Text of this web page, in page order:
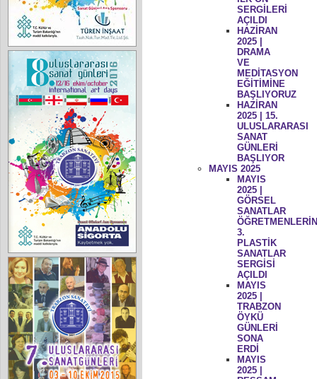
SERGİLERİ
AÇILDI
HAZİRAN
2025 |
DRAMA
VE
MEDİTASYON
EĞİTİMİNE
BAŞLIYORUZ
HAZİRAN
2025 | 15.
ULUSLARARASI
SANAT
GÜNLERİ
BAŞLIYOR
MAYIS 2025
MAYIS
2025 |
GÖRSEL
SANATLAR
3.
PLASTİK
SANATLAR
SERGİSİ
AÇILDI
MAYIS
2025 |
TRABZON
ÖYKÜ
GÜNLERİ
SONA
ERDİ
MAYIS
2025 |